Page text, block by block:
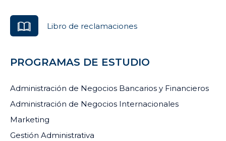
Libro de reclamaciones
PROGRAMAS DE ESTUDIO
Administración de Negocios Bancarios y Financieros
Administración de Negocios Internacionales
Marketing
Gestión Administrativa